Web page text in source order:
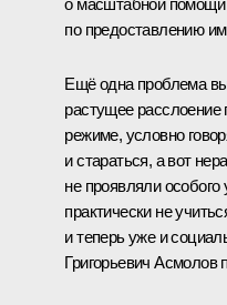
по предоставлению
Ещё одна проблема
растущее расслоение
режиме, условно
и стараться, а вот
не проявляли
практически не
и теперь уже и
Григорьевич Асмолов